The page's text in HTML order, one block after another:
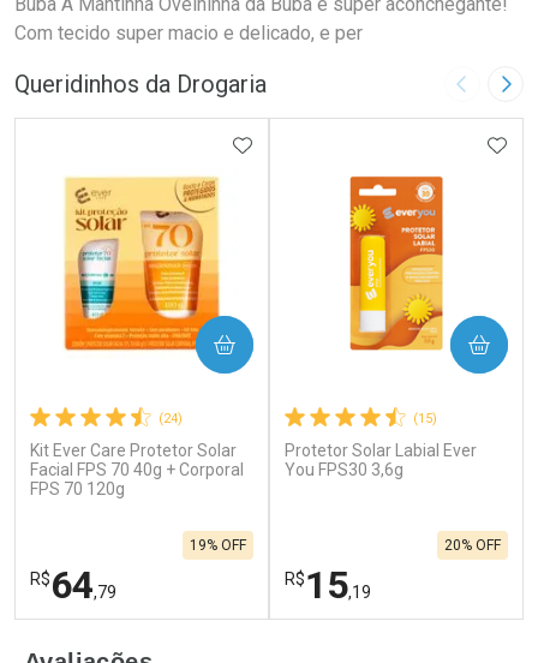
Com tecido super macio e delicado, e per
Queridinhos da Drogaria Imagem
(24)
Kit Ever Care Protetor Solar
Facial FPS 70 40g + Corporal
FPS 70 120g
R$64,79
19% OFF
ADICIONAR AOS FAVORITOS
COMPRAR
(15)
Protetor Solar Labial Ever
You FPS30 3,6g
R$15,19
20% OFF
COMPRAR